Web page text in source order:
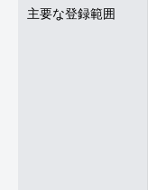
主要な登録範囲